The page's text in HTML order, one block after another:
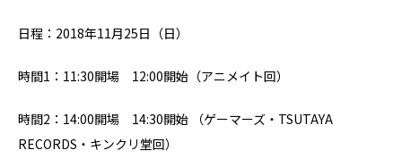
日程：2018年11月25日（日）
時間1：11:30開場 12:00開始（アニメイト回）
時間2：14:00開場 14:30開始 （ゲーマーズ・TSUTAYA
RECORDS・キンクリ堂回）